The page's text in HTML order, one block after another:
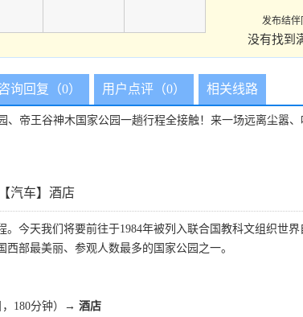
发布结伴
没有找到
询回复（0） 用户点评（0） 相关线路
帝王谷神木国家公园一趟行程全接触！来一场远离尘嚣、
汽车】酒店
今天我们将要前往于1984年被列入联合国教科文组织世
部最美丽、参观人数最多的国家公园之一。
，180分钟）→ 酒店